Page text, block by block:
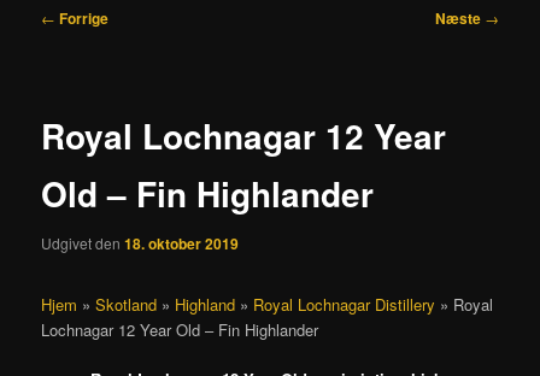
Indlægsnavigation
← Forrige Næste →
Royal Lochnagar 12 Year
Old – Fin Highlander
Udgivet den18. oktober 2019
Hjem »Skotland » Highland » Royal Lochnagar Distillery » Royal
Lochnagar 12 Year Old – Fin Highlander